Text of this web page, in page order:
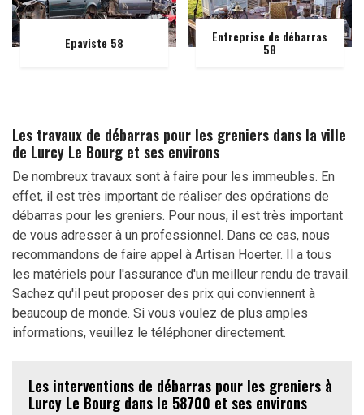
Epaviste 58 Entreprise de débarras
58
Les travaux de débarras pour les greniers dans la ville
de Lurcy Le Bourg et ses environs
De nombreux travaux sont à faire pour les immeubles. En
effet, il est très important de réaliser des opérations de
débarras pour les greniers. Pour nous, il est très important
de vous adresser à un professionnel. Dans ce cas, nous
recommandons de faire appel à Artisan Hoerter. Il a tous
les matériels pour l'assurance d'un meilleur rendu de travail.
Sachez qu'il peut proposer des prix qui conviennent à
beaucoup de monde. Si vous voulez de plus amples
informations, veuillez le téléphoner directement.
Les interventions de débarras pour les greniers à
Lurcy Le Bourg dans le 58700 et ses environs